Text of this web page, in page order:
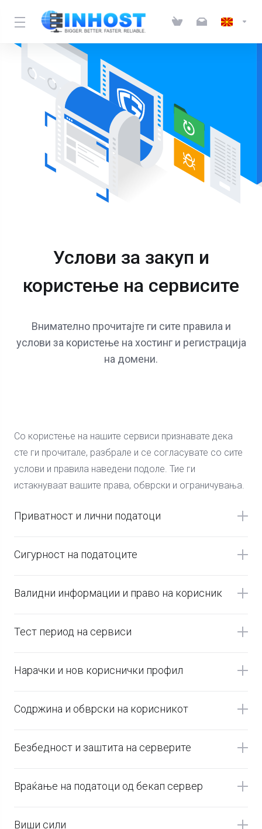
Услови за закуп и
користење на сервисите
Внимателно прочитајте ги сите правила и
услови за користење на хостинг и регистрација
на домени.
Со користење на нашите сервиси признавате дека
сте ги прочитале, разбрале и се согласувате со сите
услови и правила наведени подоле. Тие ги
истакнуваат вашите права, обврски и ограничувања.
Приватност и лични податоци
Сигурност на податоците
Валидни информации и право на корисник
Тест период на сервиси
Нарачки и нов кориснички профил
Содржина и обврски на корисникот
Безбедност и заштита на серверите
Враќање на податоци од бекап сервер
Виши сили